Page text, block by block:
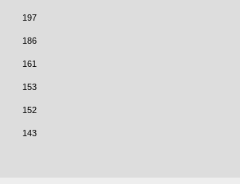
197
186
161
153
152
143